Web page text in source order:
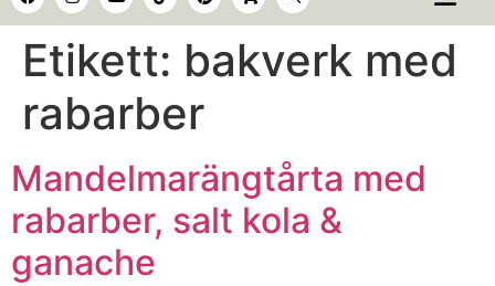
Etikett: bakverk med
rabarber
Mandelmarängtårta med
rabarber, salt kola &
ganache